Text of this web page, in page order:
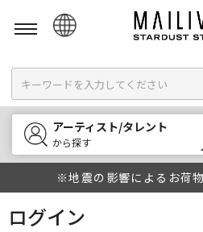
English
한국어
中文
アーティスト/タレント
から探す
※地震の影響によるお荷
ログイン